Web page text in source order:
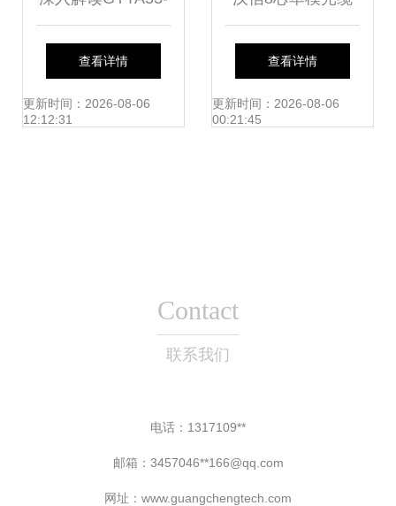
4B1光缆价格趋势
及4芯GYTA53地埋
查看详情
更新时间：2026-08-06
12:12:31
厂家批发与常德地
区同行价格解析
查看详情
更新时间：2026-08-06
00:21:45
Contact
联系我们
电话：1317109**
邮箱：3457046**166@qq.com
网址： www.guangchengtech.com